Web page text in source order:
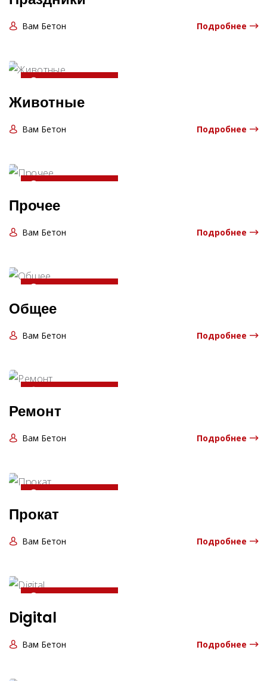
Вам Бетон Подробнее
20-04-2025 13:06:00
Животные
Вам Бетон Подробнее
20-04-2025 13:06:00
Прочее
Вам Бетон Подробнее
20-04-2025 13:06:00
Общее
Вам Бетон Подробнее
20-04-2025 13:06:00
Ремонт
Вам Бетон Подробнее
20-04-2025 13:06:00
Прокат
Вам Бетон Подробнее
20-04-2025 13:06:00
Digital
Вам Бетон Подробнее